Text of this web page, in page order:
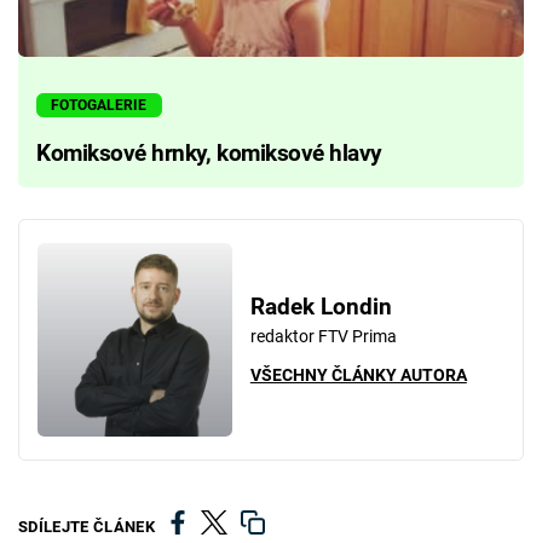
FOTOGALERIE
Komiksové hrnky, komiksové hlavy
Radek Londin
redaktor FTV Prima
VŠECHNY ČLÁNKY AUTORA
SDÍLEJTE ČLÁNEK